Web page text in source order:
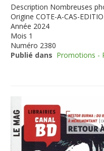
Description Nombreuses
Origine COTE-A-CAS-
Année 2024
Mois 1
Numéro 2380
Publié dans Promotions -